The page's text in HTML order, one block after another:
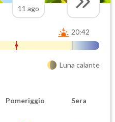
11 ago
20:42
Luna calante
Pomeriggio Sera